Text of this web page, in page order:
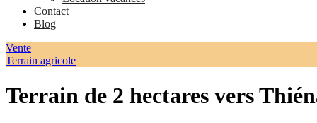
Contact
Blog
Vente
Terrain agricole
Terrain de 2 hectares vers